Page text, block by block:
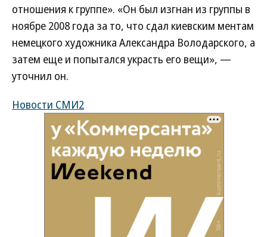
отношения к группе». «Он был изгнан из группы в
ноябре 2008 года за то, что сдал киевским ментам
немецкого художника Александра Володарского, а
затем еще и попытался украсть его вещи», —
уточнил он.
Новости СМИ2